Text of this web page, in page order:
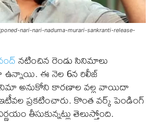
nari-nari-naduma-murari-sankranti-release-
నటించిన రెండు సినిమాలు
ఉన్నాయి. ఈ నెల 6న రిలీజ్
అనుకోని కారణాల వల్ల వాయిదా
ఇటీవల ప్రకటించారు. కొంత వర్క్ పెండింగ్
తీసుకున్నట్లు తెలుస్తోంది.